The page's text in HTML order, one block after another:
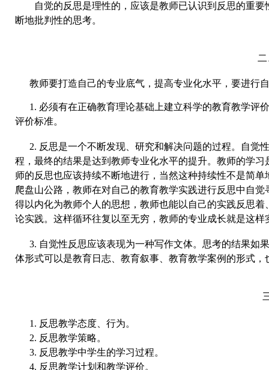
自觉的反思是理性的，应该是教师已认识到反思的重
断地批判性的思考。
教师要打造自己的专业底气，提高专业化水平，要进行
1. 必须有在正确教育理论基础上建立科学的教育教学评
评价标准。
2. 反思是一个不断发现、研究和解决问题的过程。
程，最终的结果是达到教师专业化水平的提升。教师的学
师的反思也应该持续不断地进行，当然这种持续性不是简
爬盘山公路，教师在对自己的教育教学实践进行反思中自
得以内化为教师个人的思想，教师也能以自己的实践反思
论实践。这样循环往复以至无穷，教师的专业成长就是这样
3. 自觉性反思应该表现为一种写作文体。思考的结果如
体形式可以是教育日志、教育叙事、教育教学案例的形式
1. 反思教学态度、行为。
2. 反思教学策略。
3. 反思教学中学生的学习过程。
4. 反思教学计划和教学评价。